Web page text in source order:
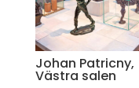
Johan Patricny,
Västra salen